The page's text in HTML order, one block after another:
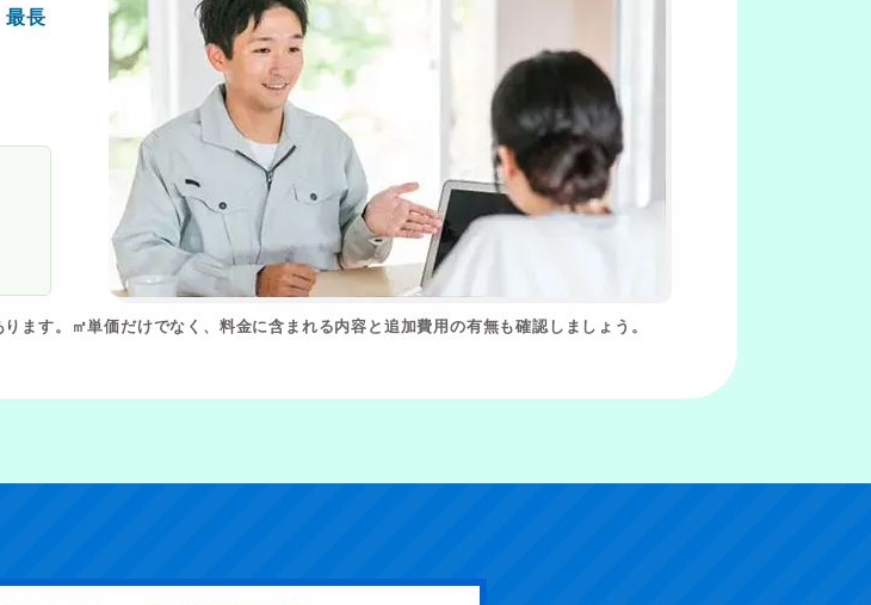
最長
す。㎡単価だけでなく、料金に含まれる内容と追加費用の有無も確認しましょう。